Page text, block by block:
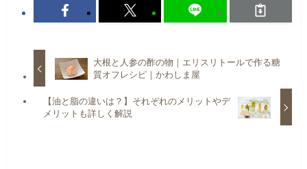
大根と人参の酢の物｜エリスリトールで作る糖
質オフレシピ｜かわしま屋
【油と脂の違いは？】それぞれのメリットやデ
メリットも詳しく解説